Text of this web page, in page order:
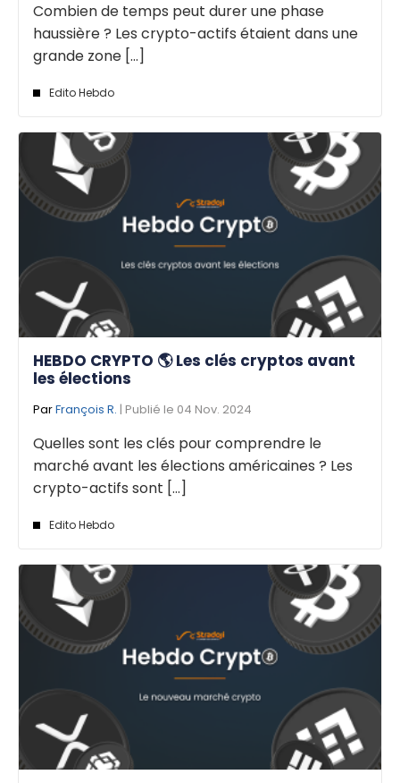
Combien de temps peut durer une phase
haussière ? Les crypto-actifs étaient dans une
grande zone [...]
Edito Hebdo
HEBDO CRYPTO 🌎 Les clés cryptos avant
les élections
ParFrançois R. | Publié le 04 Nov. 2024
Quelles sont les clés pour comprendre le
marché avant les élections américaines ? Les
crypto-actifs sont [...]
Edito Hebdo